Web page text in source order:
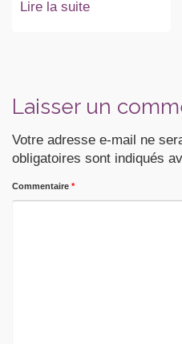
Lire la suite
Laisser un
Votre adresse e-mail ne
obligatoires sont indiqués
Commentaire *